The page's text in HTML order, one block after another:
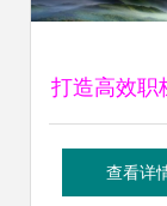
打造高效职
工程毕业设
查看详